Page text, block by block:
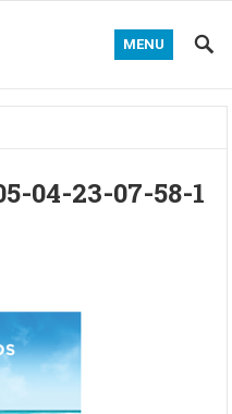
MENU
04-23-07-58-1